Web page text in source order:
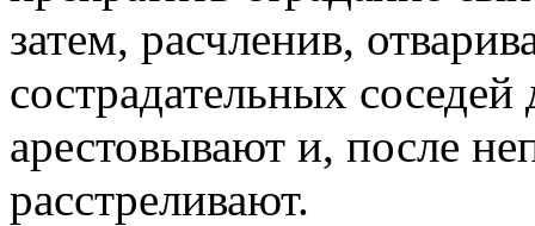
затем, расчленив,
сострадательных
арестовывают и, после
расстреливают.